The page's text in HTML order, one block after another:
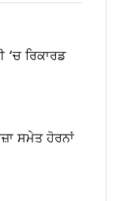
‘ਚ ਰਿਕਾਰਡ
ਸਮੇਤ ਹੋਰਨਾਂ